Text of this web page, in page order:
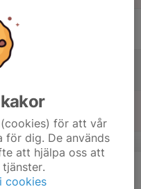
för att vår
för dig. De används
att hjälpa oss att
cookies